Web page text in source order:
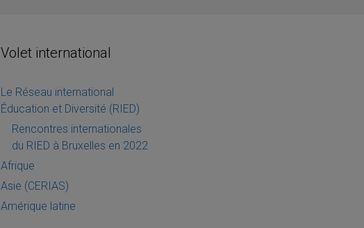
Volet international
Le Réseau international
Éducation et Diversité (RIED)
Rencontres internationales
du RIED à Bruxelles en 2022
Afrique
Asie (CERIAS)
Amérique latine